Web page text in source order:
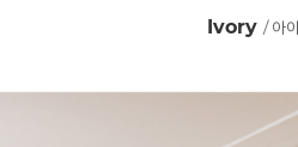
Ivory / 아